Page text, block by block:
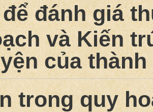
đánh giá
và Kiến
của thành
trong quy